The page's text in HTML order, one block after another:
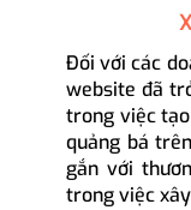
Đối với các
website đã
trong việc
quảng bá
gắn với
trong việc